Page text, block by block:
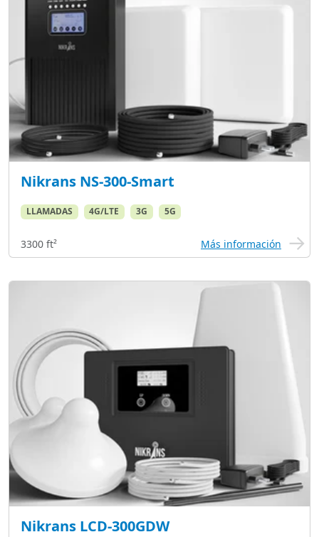
Nikrans NS-300-Smart
LLAMADAS 4G/LTE 3G 5G
3300 ft² Más información
Nikrans LCD-300GDW